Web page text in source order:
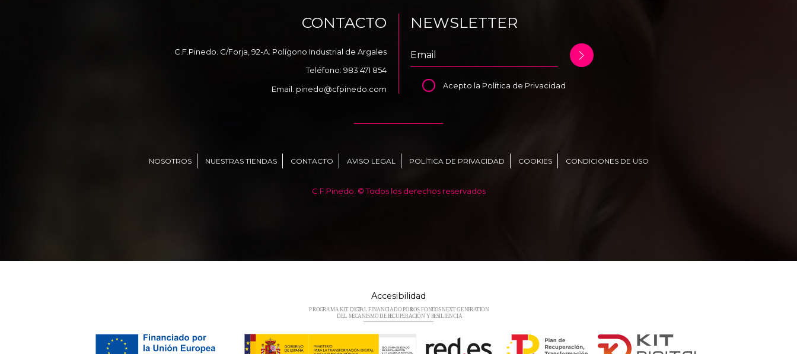
CONTACTO
C.F.Pinedo. C/Forja, 92-A. Polígono Industrial de Argales
Teléfono: 983 471 854
Email. pinedo@cfpinedo.com
NEWSLETTER
Acepto la Política de Privacidad
NOSOTROS NUESTRAS TIENDAS CONTACTO AVISO LEGAL POLÍTICA DE PRIVACIDAD COOKIES CONDICIONES DE USO
C.F.Pinedo. © Todos los derechos reservados
Accesibilidad